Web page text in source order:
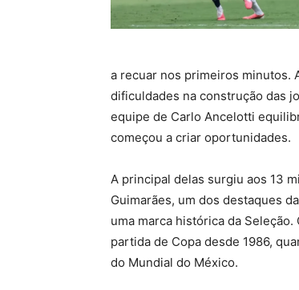
a recuar nos primeiros minutos.
dificuldades na construção das
equipe de Carlo Ancelotti
começou a criar oportunidades.
A principal delas surgiu aos 13
Guimarães, um dos destaques
uma marca histórica da
partida de Copa desde 1986,
do Mundial do México.